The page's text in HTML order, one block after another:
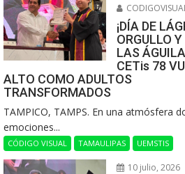
¡DÍA DE
ORGULLO
LAS
CETis 78
ALTO COMO ADULTOS
TRANSFORMADOS
​TAMPICO, TAMPS. En una atmósfera
emociones...
CÓDIGO VISUAL TAMAULIPAS UEMSTIS
10 julio, 2026